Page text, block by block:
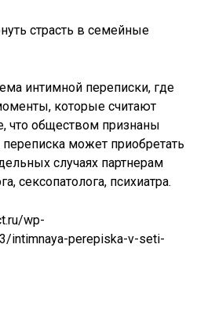
страсть в семейные
интимной переписки, где
которые считают
что обществом признаны
может приобретать
случаях партнерам
сексопатолога, психиатра.
wp-
intimnaya-perepiska-v-seti-